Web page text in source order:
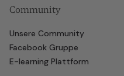
Community
Unsere Community
Facebook Gruppe
E-learning Plattform